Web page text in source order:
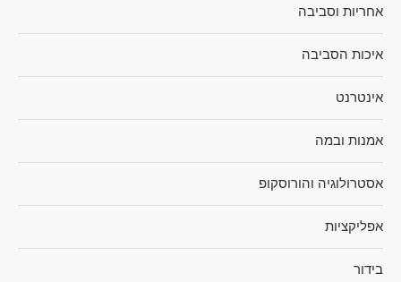
אחריות וסביבה
איכות הסביבה
אינטרנט
אמנות ובמה
אסטרולוגיה והורוסקופ
אפליקציות
בידור